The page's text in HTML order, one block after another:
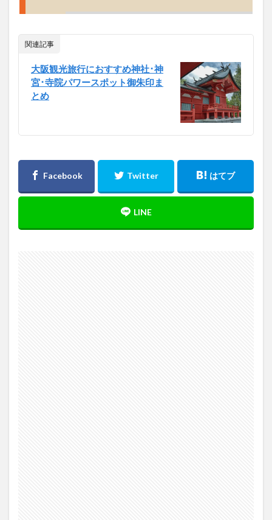
関連記事
大阪観光旅行におすすめ神社･神
宮･寺院パワースポット御朱印ま
とめ